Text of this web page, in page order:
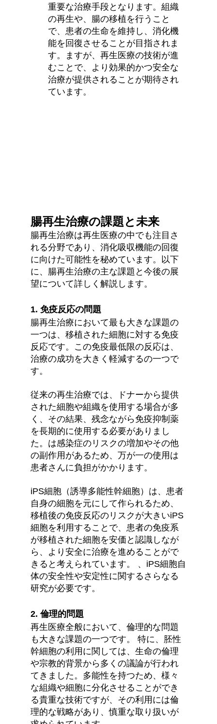
重要な治療手段となります。組織
の再生や、腸の移植を行うこと
で、患者の生命を維持し、消化機
能を回復させることが目指されま
す。ますが、再生医療の技術が進
むことで、より効果的かつ安全な
治療が提供されることが期待され
ています。
腸再生治療の課題と未来
腸再生治療は再生医療の中でも注目さ
れる分野であり、消化吸収機能の回復
に向けた可能性を秘めています。以下
に、腸再生治療の主な課題と今後の展
望について詳しく解説します。
1. 免疫反応の問題
腸再生治療において最も大きな課題の
一つは、移植された細胞に対する免疫
反応です。この免疫最低限の反応は、
治療の成功を大きく軽減するの一つで
す。
従来の再生治療では、ドナーから提供
された細胞や組織を使用する場合が多
く、その結果、残念ながら免疫抑制薬
を長期的に使用する必要がありまし
た。は感染症のリスクの増加やその他
の副作用があるため、万が一の使用は
患者さんに負担がかかります。
iPS細胞（誘導多能性幹細胞）は、患者
自身の細胞を元にして作られるため、
移植後の免疫反応のリスクが大きいiPS
細胞を利用することで、患者の免疫系
が移植された細胞を安価と認識しなが
ら、より安全に治療を進めることがで
きると考えられています。 、iPS細胞自
体の安全性や安定性に関するさらなる
研究が必要です。
2. 倫理的問題
再生医療全般において、倫理的な問題
も大きな課題の一つです。 特に、胚性
幹細胞の利用に関しては、生命の倫理
や宗教的背景から多くの議論が行われ
てきました。多能性を持つため、様々
な組織や細胞に分化させることができ
る貴重な技術ですが、その利用には倫
理的な戦略があり、慎重な取り扱いが